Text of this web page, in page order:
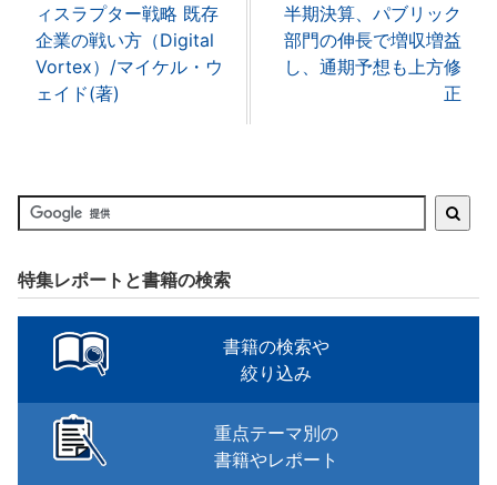
ィスラプター戦略 既存
企業の戦い方（Digital
Vortex）/マイケル・ウ
ェイド(著)
半期決算、パブリック
部門の伸長で増収増益
し、通期予想も上方修
正
特集レポートと書籍の検索
書籍の検索や
絞り込み
重点テーマ別の
書籍やレポート